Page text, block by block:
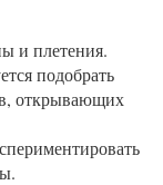
и плетения.
подобрать
открывающих